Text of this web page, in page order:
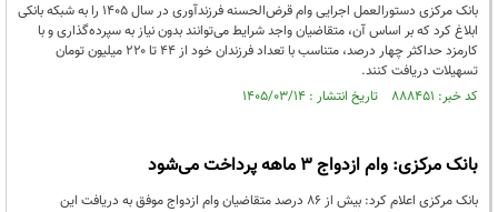
بانک مرکزی دستورالعمل اجرایی وام قرض‌الحسنه فرزندآوری در سال ۱۴۰۵ را به شبکه بانکی
ابلاغ کرد که بر اساس آن، متقاضیان واجد شرایط می‌توانند بدون نیاز به سپرده‌گذاری و با
کارمزد حداکثر چهار درصد، متناسب با تعداد فرزندان خود از ۴۴ تا ۲۲۰ میلیون تومان
تسهیلات دریافت کنند.
کد خبر: ۸۸۸۴۵۱ تاریخ انتشار : ۱۴۰۵/۰۳/۱۴
بانک مرکزی: وام ازدواج ۳ ماهه پرداخت می‌شود
بانک مرکزی اعلام کرد: بیش از ۸۶ درصد متقاضیان وام ازدواج موفق به دریافت این